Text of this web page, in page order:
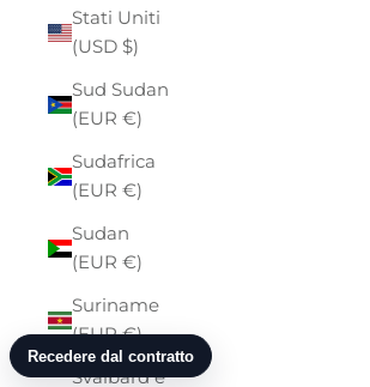
Stati Uniti
(USD $)
Sud Sudan
(EUR €)
Sudafrica
(EUR €)
Sudan
(EUR €)
Suriname
(EUR €)
Svalbard e